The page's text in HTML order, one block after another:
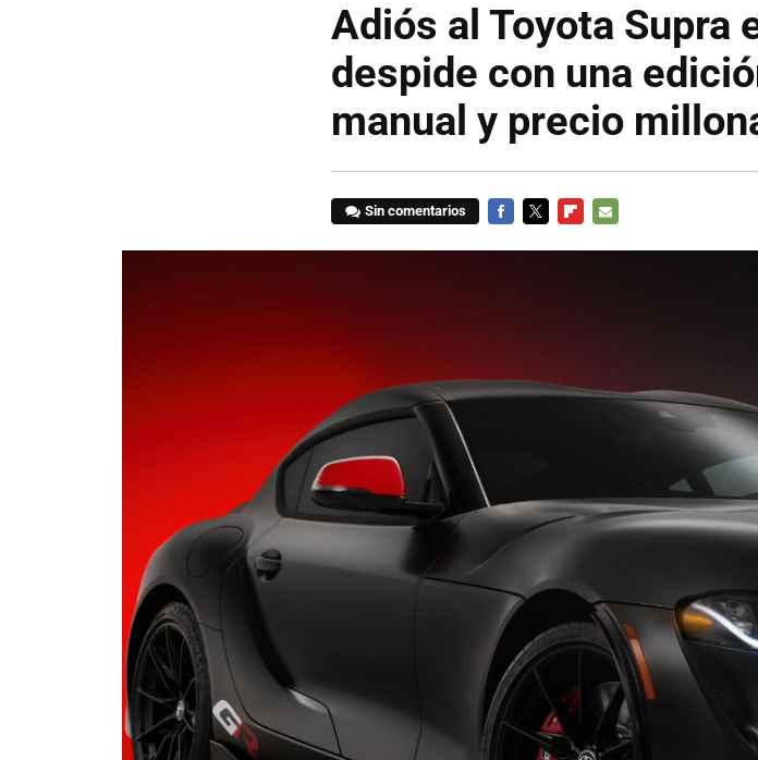
Adiós al Toyota Supra
despide con una
manual y precio
Sin comentarios